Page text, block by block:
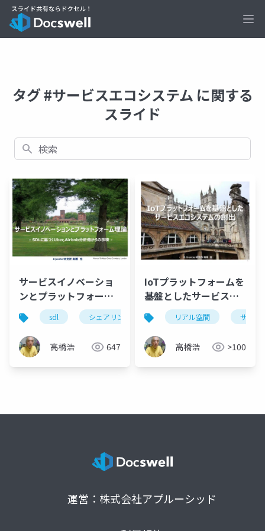
タグ #サービスエコシステム に関する
スライド
検索
サービスイノベーショ
ンとプラットフォーム
理論
sdl シェアリングエコノミー サービスイノベーシ
高橋浩 647
IoTプラットフォームを
基盤としたサービスエ
コシステムの創出
リアル空間 サイバ
高橋浩 >100
運営：株式会社アプルーシッド